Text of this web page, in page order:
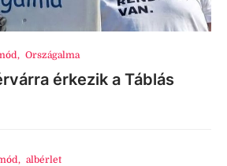
, Országalma
érkezik a Táblás
, albérlet